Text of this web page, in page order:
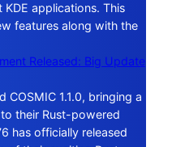
applications. This
features along with the
Released: Big Update
COSMIC 1.1.0, bringing a
their Rust-powered
has officially released